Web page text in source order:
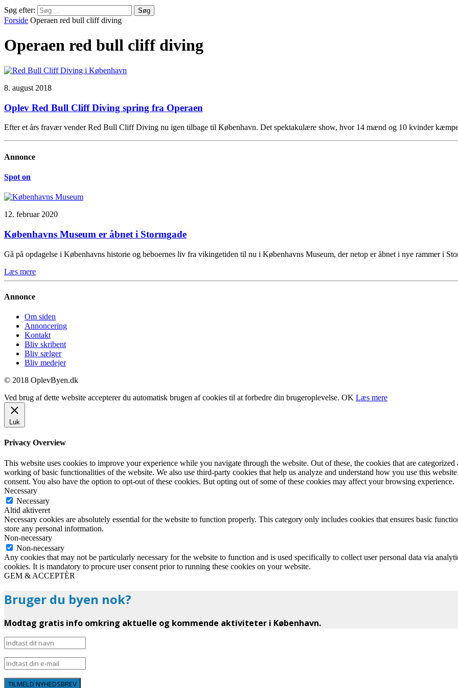
Søg efter:
Forside Operaen red bull cliff diving
Operaen red bull cliff diving
8. august 2018
Oplev Red Bull Cliff Diving spring fra Operaen
Efter et års fravær vender Red Bull Cliff Diving nu igen tilbage til København. Det spektakulære show, hvor 14 mænd og 10 kvinder
Annonce
Spot on
12. februar 2020
Københavns Museum er åbnet i Stormgade
Gå på opdagelse i Københavns historie og beboernes liv fra vikingetiden til nu i Københavns Museum, der netop er åbnet i nye rammer i
Læs mere
Annonce
Om siden
Annoncering
Kontakt
Bliv skribent
Bliv sælger
Bliv medejer
© 2018 OplevByen.dk
Ved brug af dette website accepterer du automatisk brugen af cookies til at forbedre din brugeroplevelse. OK Læs mere
Luk
Privacy Overview
This website uses cookies to improve your experience while you navigate through the website. Out of these, the cookies that are categorized
working of basic functionalities of the website. We also use third-party cookies that help us analyze and understand how you use this
consent. You also have the option to opt-out of these cookies. But opting out of some of these cookies may affect your browsing experience.
Necessary
Necessary
Altid aktiveret
Necessary cookies are absolutely essential for the website to function properly. This category only includes cookies that ensures basic
store any personal information.
Non-necessary
Non-necessary
Any cookies that may not be particularly necessary for the website to function and is used specifically to collect user personal data via
cookies. It is mandatory to procure user consent prior to running these cookies on your website.
GEM & ACCEPTÈR
Bruger du byen nok?
Modtag gratis info omkring aktuelle og kommende aktiviteter i København.
TILMELD NYHEDSBREV